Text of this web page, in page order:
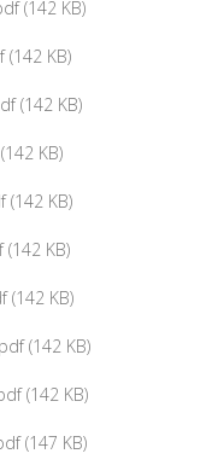
(142 KB)
(142 KB)
(142 KB)
KB)
(142 KB)
KB)
(142 KB)
(142 KB)
(142 KB)
(147 KB)